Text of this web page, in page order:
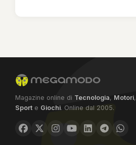
Magazine online di Tecnologia, Motori,
Sport e Giochi. Online dal 2005.